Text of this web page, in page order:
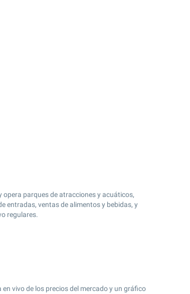
opera parques de atracciones y acuáticos,
entradas, ventas de alimentos y bebidas, y
regulares.
vivo de los precios del mercado y un gráfico